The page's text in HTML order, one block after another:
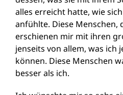
alles erreicht hatte, wie
anfühlte. Diese Menschen,
erschienen mir mit ihren
jenseits von allem, was ich
können. Diese Menschen
besser als ich.